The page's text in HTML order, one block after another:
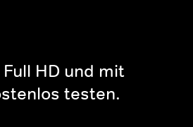
HD und mit
testen.